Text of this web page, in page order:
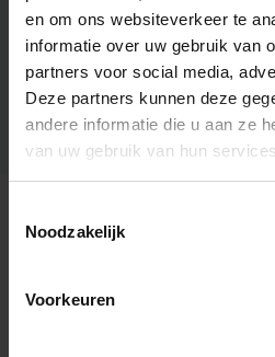
en om ons websiteverkeer te
informatie over uw gebruik van
partners voor social media,
Deze partners kunnen deze
andere informatie die u aan ze
van uw gebruik van hun
Noodzakelijk
Voorkeuren
Algemene informatie